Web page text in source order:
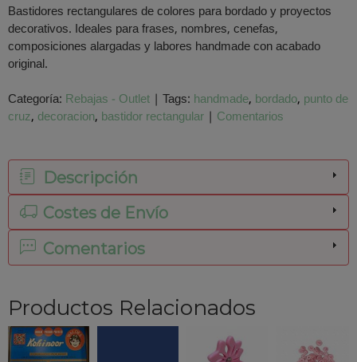
Bastidores rectangulares de colores para bordado y proyectos
decorativos. Ideales para frases, nombres, cenefas,
composiciones alargadas y labores handmade con acabado
original.
Categoría: Rebajas - Outlet | Tags: handmade bordado punto de
cruz decoracion bastidor rectangular | Comentarios
Descripción
Costes de Envío
Comentarios
Productos Relacionados